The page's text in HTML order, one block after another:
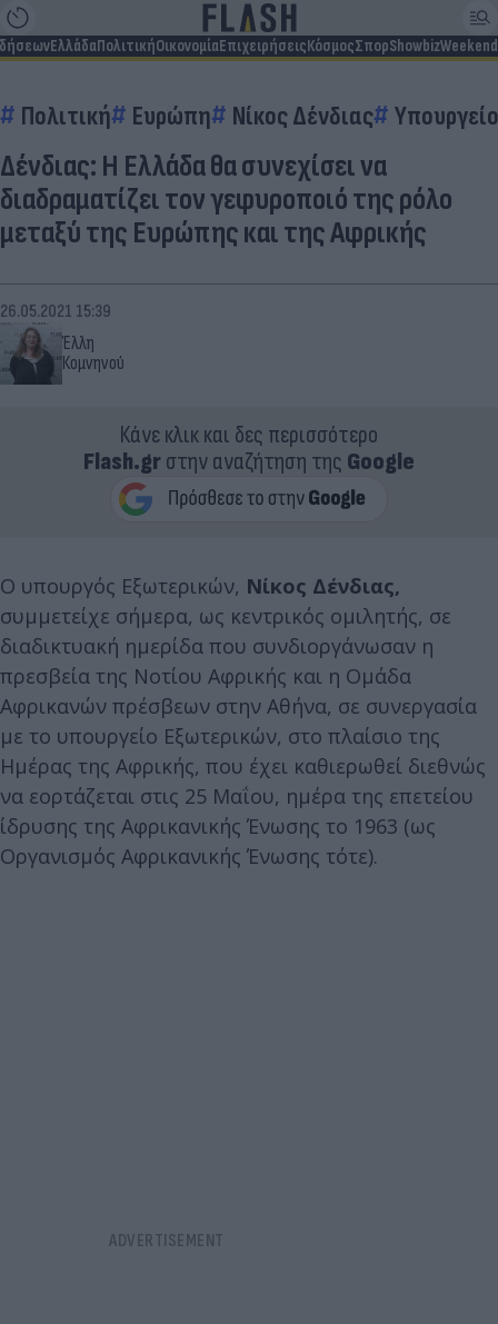
ΕλλάδαΠολιτικήΟικονομίαΕπιχειρήσειςΚόσμοςΣπορShowbizWeekend
Πολιτική Ευρώπη Νίκος Δένδιας
Δένδιας: Η Ελλάδα θα συνεχίσει να
διαδραματίζει τον γεφυροποιό της ρόλο
μεταξύ της Ευρώπης και της Αφρικής
Έλλη
Κομνηνού
26.05.2021 15:39
Κάνε κλικ και δες περισσότερο
Flash.grστην αναζήτηση της Google
Ο υπουργός Εξωτερικών, Νίκος Δένδιας,
συμμετείχε σήμερα, ως κεντρικός ομιλητής, σε
διαδικτυακή ημερίδα που συνδιοργάνωσαν η
πρεσβεία της Νοτίου Αφρικής και η Ομάδα
Αφρικανών πρέσβεων στην Αθήνα, σε συνεργασία
με το υπουργείο Εξωτερικών, στο πλαίσιο της
Ημέρας της Αφρικής, που έχει καθιερωθεί διεθνώς
να εορτάζεται στις 25 Μαΐου, ημέρα της επετείου
ίδρυσης της Αφρικανικής Ένωσης το 1963 (ως
Οργανισμός Αφρικανικής Ένωσης τότε).